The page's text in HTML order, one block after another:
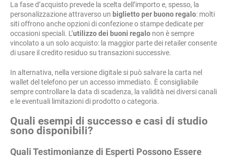
La fase d’acquisto prevede la scelta dell’importo e, spesso, la
personalizzazione attraverso un biglietto per buono regalo: molti
siti offrono anche opzioni di confezione o stampe dedicate per
occasioni speciali. L’utilizzo dei buoni regalo non è sempre
vincolato a un solo acquisto: la maggior parte dei retailer consente
di usare il credito residuo su transazioni successive.
In alternativa, nella versione digitale si può salvare la carta nel
wallet del telefono per un accesso immediato. È consigliabile
sempre controllare la data di scadenza, la validità nei diversi canali
e le eventuali limitazioni di prodotto o categoria.
Quali esempi di successo e casi di studio
sono disponibili?
Quali Testimonianze di Esperti Possono Essere